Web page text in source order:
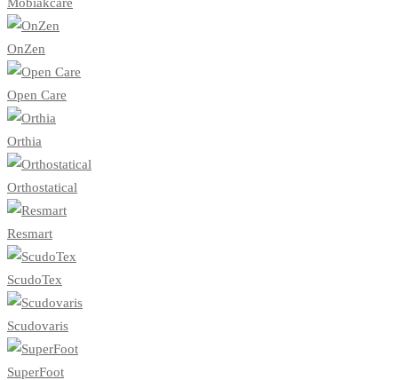
OnZen
Open Care
Orthia
Orthostatical
Resmart
ScudoTex
Scudovaris
SuperFoot